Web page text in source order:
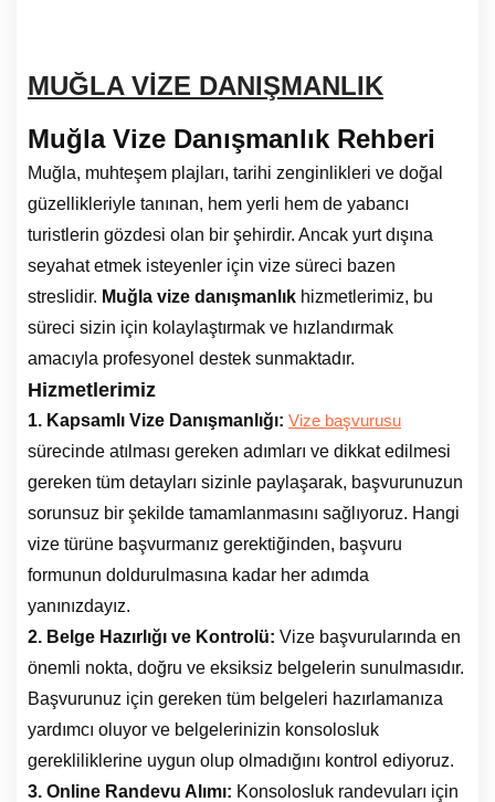
MUĞLA VİZE DANIŞMANLIK
Muğla Vize Danışmanlık Rehberi
Muğla, muhteşem plajları, tarihi zenginlikleri ve doğal
güzellikleriyle tanınan, hem yerli hem de yabancı
turistlerin gözdesi olan bir şehirdir. Ancak yurt dışına
seyahat etmek isteyenler için vize süreci bazen
streslidir. Muğla vize danışmanlık hizmetlerimiz, bu
süreci sizin için kolaylaştırmak ve hızlandırmak
amacıyla profesyonel destek sunmaktadır.
Hizmetlerimiz
1. Kapsamlı Vize Danışmanlığı: Vize başvurusu
sürecinde atılması gereken adımları ve dikkat edilmesi
gereken tüm detayları sizinle paylaşarak, başvurunuzun
sorunsuz bir şekilde tamamlanmasını sağlıyoruz. Hangi
vize türüne başvurmanız gerektiğinden, başvuru
formunun doldurulmasına kadar her adımda
yanınızdayız.
2. Belge Hazırlığı ve Kontrolü: Vize başvurularında en
önemli nokta, doğru ve eksiksiz belgelerin sunulmasıdır.
Başvurunuz için gereken tüm belgeleri hazırlamanıza
yardımcı oluyor ve belgelerinizin konsolosluk
gerekliliklerine uygun olup olmadığını kontrol ediyoruz.
3. Online Randevu Alımı: Konsolosluk randevuları için